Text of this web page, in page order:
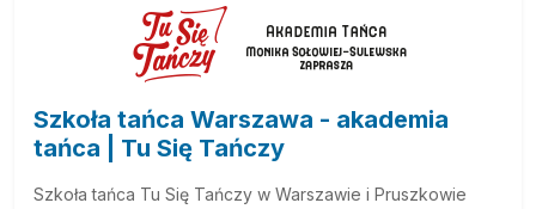
Szkoła tańca Warszawa - akademia
tańca | Tu Się Tańczy
Szkoła tańca Tu Się Tańczy w Warszawie i Pruszkowie